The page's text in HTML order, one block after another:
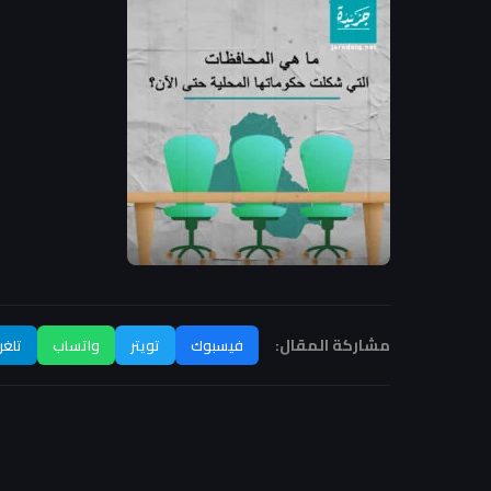
مشاركة المقال: فيسبوك تويتر واتساب